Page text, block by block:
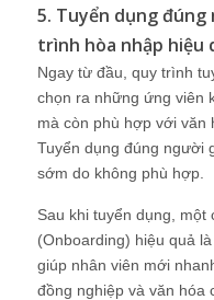
5. Tuyển dụng đúng
trình hòa nhập hiệu
Ngay từ đầu, quy trình
chọn ra những ứng viên
mà còn phù hợp với văn
Tuyển dụng đúng người
sớm do không phù hợp.
Sau khi tuyển dụng,
(Onboarding) hiệu quả
giúp nhân viên mới
đồng nghiệp và văn hóa